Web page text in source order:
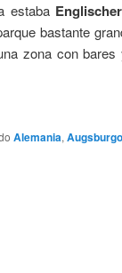
estaba
bastante
zona con
Alemania, Augsburgo